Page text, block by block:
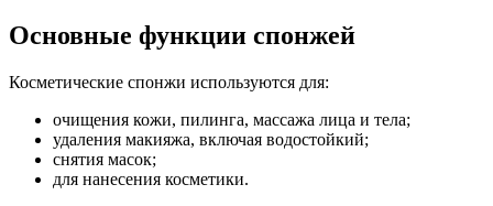
Основные функции спонжей
Косметические спонжи используются для:
очищения кожи, пилинга, массажа лица и тела;
удаления макияжа, включая водостойкий;
снятия масок;
для нанесения косметики.